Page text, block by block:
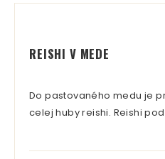
REISHI V MEDE
Do pastovaného medu je
celej huby reishi. Reishi